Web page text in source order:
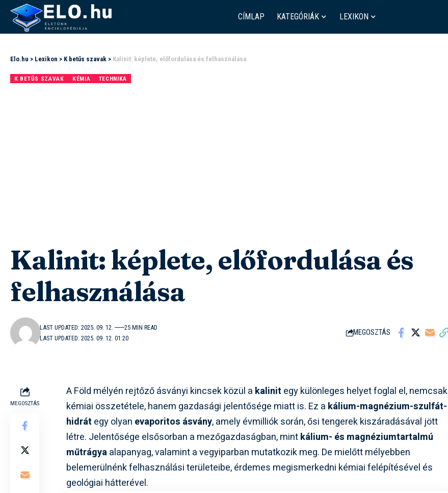
CÍMLAP KATEGÓRIÁK LEXIKON
Elo.hu > Lexikon > K betűs szavak > Kalinit: képlete, előfordulása és felhasználása
K BETŰS SZAVAK KÉMIA TECHNIKA
Kalinit: képlete, előfordulása és
felhasználása
LAST UPDATED: 2025. 09. 12. 01:20
LAST UPDATED: 2025. 09. 12. 25 MIN READ
MEGOSZTÁS
MEGOSZTÁS
A Föld mélyén rejtőző ásványi kincsek közül a kalinit egy különleges helyet foglal el, nemcsak
kémiai összetétele, hanem gazdasági jelentősége miatt is. Ez a kálium-magnézium-szulfát-
hidrát egy olyan evaporitos ásvány, amely évmilliók során, ősi tengerek kiszáradásával jött
létre. Jelentősége elsősorban a mezőgazdaságban, mintkálium- és magnéziumtartalmú
műtrágyaalapanyag, valamint a vegyiparban mutatkozik meg. De mielőtt mélyebben
belemerülnénk felhasználási területeibe, érdemes megismerkedni kémiai felépítésével és
geológiai hátterével.